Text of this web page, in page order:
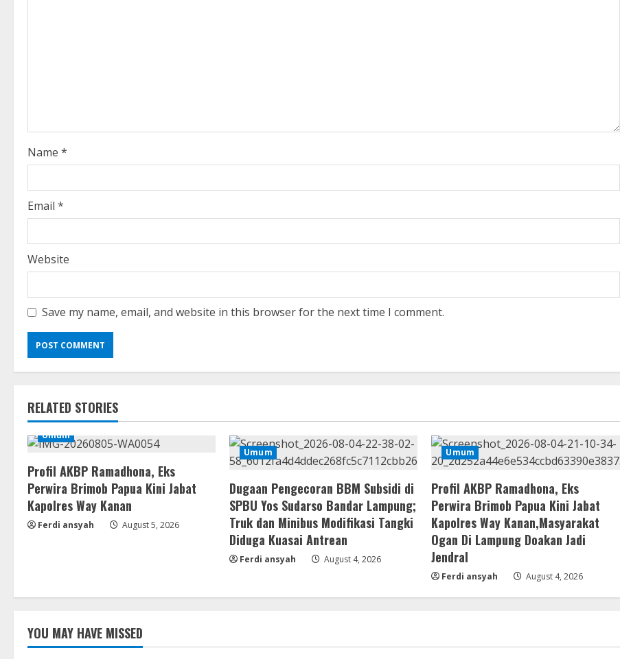
d
i
n
g
Name *
Email *
Website
Save my name, email, and website in this browser for the next time I comment.
RELATED STORIES
Umum
Profil AKBP Ramadhona, Eks
Perwira Brimob Papua Kini Jabat
Kapolres Way Kanan
Ferdi ansyah August 5, 2026
Umum
Dugaan Pengecoran BBM Subsidi di
SPBU Yos Sudarso Bandar Lampung;
Truk dan Minibus Modifikasi Tangki
Diduga Kuasai Antrean
Ferdi ansyah August 4, 2026
Umum
Profil AKBP Ramadhona, Eks
Perwira Brimob Papua Kini Jabat
Kapolres Way Kanan,Masyarakat
Ogan Di Lampung Doakan Jadi
Jendral
Ferdi ansyah August 4, 2026
YOU MAY HAVE MISSED